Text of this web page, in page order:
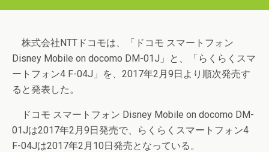
株式会社NTTドコモは、「ドコモ スマートフォン
Disney Mobile on docomo DM-01J」と、「らくらくスマ
ートフォン4 F-04J」を、2017年2月9日より順次発売す
ると発表した。
ドコモ スマートフォン Disney Mobile on docomo DM-
01Jは2017年2月9日発売で、らくらくスマートフォン4
F-04Jは2017年2月10日発売となっている。